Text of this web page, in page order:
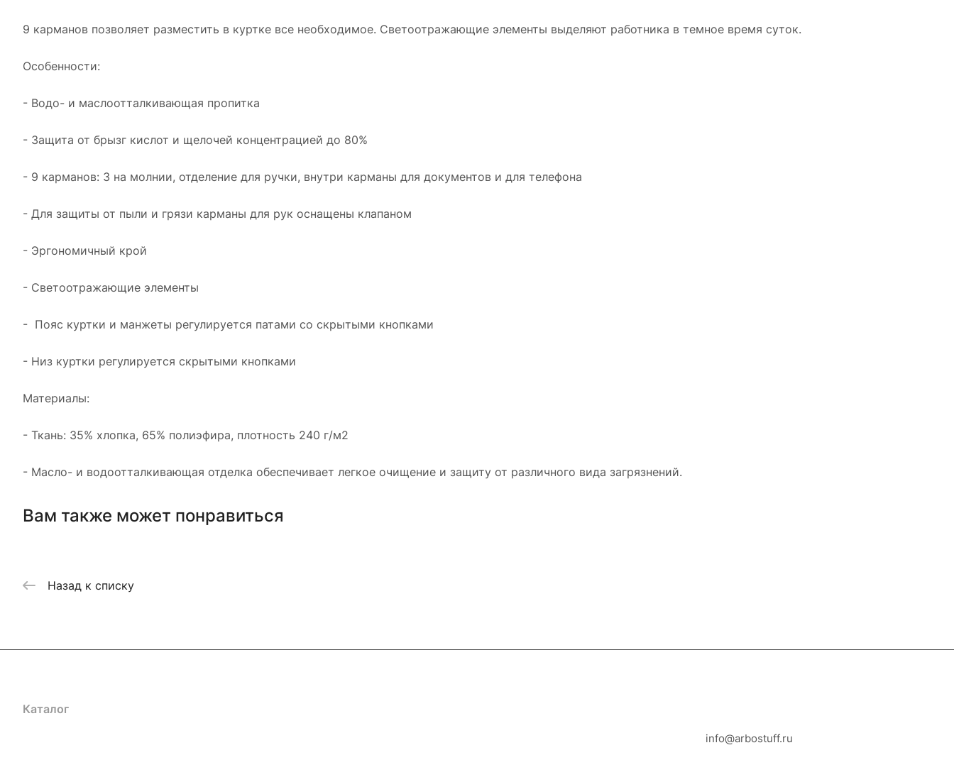
9 карманов позволяет разместить в куртке все необходимое. Светоотражающие элементы выделяют работника в темное время суток.
Особенности:
- Водо- и маслоотталкивающая пропитка
- Защита от брызг кислот и щелочей концентрацией до 80%
- 9 карманов: 3 на молнии, отделение для ручки, внутри карманы для документов и для телефона
- Для защиты от пыли и грязи карманы для рук оснащены клапаном
- Эргономичный крой
- Светоотражающие элементы
- Пояс куртки и манжеты регулируется патами со скрытыми кнопками
- Низ куртки регулируется скрытыми кнопками
Материалы:
- Ткань: 35% хлопка, 65% полиэфира, плотность 240 г/м2
- Масло- и водоотталкивающая отделка обеспечивает легкое очищение и защиту от различного вида загрязнений.
Вам также может понравиться
Назад к списку
Каталог
info@arbostuff.ru